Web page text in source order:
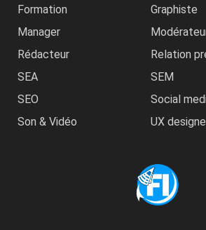
Formation
Graphiste
Manager
Rédacteur
Relation
SEA
SEM
SEO
Social
Son & Vidéo
UX